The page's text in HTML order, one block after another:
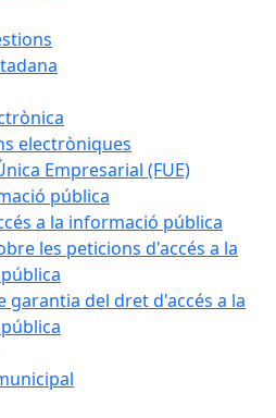
electròniques
Empresarial (FUE)
pública
a la informació pública
les peticions d'accés a la
garantia del dret d'accés a la